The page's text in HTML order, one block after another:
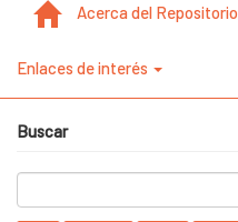
Acerca del Repositorio
Enlaces de interés
Buscar